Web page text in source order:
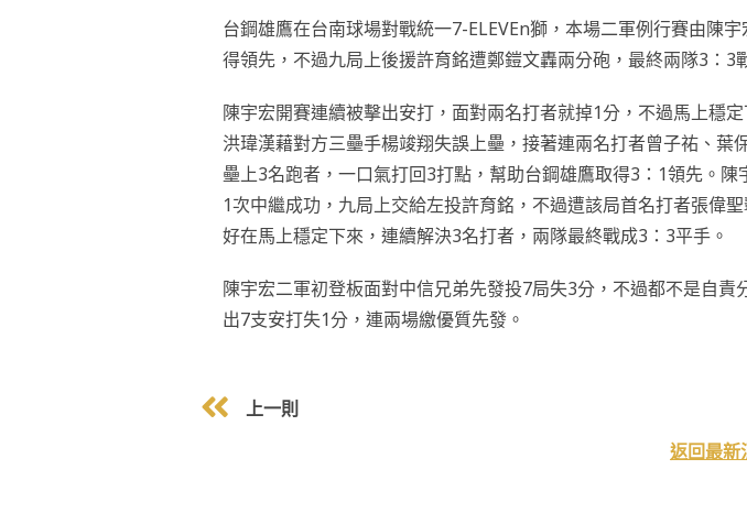
台鋼雄鷹在台南球場對戰統一7-ELEVEn獅，本場二軍例行賽由陳
得領先，不過九局上後援許育銘遭鄭鎧文轟兩分砲，最終兩隊3：3
陳宇宏開賽連續被擊出安打，面對兩名打者就掉1分，不過馬上穩
洪瑋漢藉對方三壘手楊竣翔失誤上壘，接著連兩名打者曾子祐、
壘上3名跑者，一口氣打回3打點，幫助台鋼雄鷹取得3：1領先。
1次中繼成功，九局上交給左投許育銘，不過遭該局首名打者張偉
好在馬上穩定下來，連續解決3名打者，兩隊最終戰成3：3平手。
陳宇宏二軍初登板面對中信兄弟先發投7局失3分，不過都不是自
出7支安打失1分，連兩場繳優質先發。
上一則
返回最新